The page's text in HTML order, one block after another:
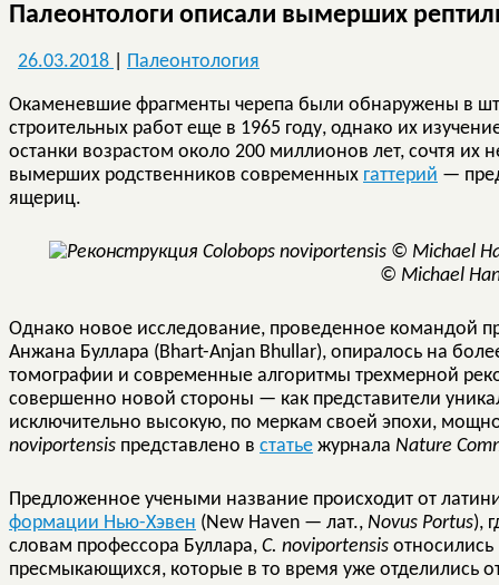
Палеонтологи описали вымерших
26.03.2018 Палеонтология
Окаменевшие фрагменты черепа были обнаружены в
строительных работ еще в 1965 году, однако их
останки возрастом около 200 миллионов лет, сочтя
вымерших родственников современных гаттерий —
ящериц.
© Michael
Однако новое исследование, проведенное командой
Анжана Буллара (Bhart-Anjan Bhullar), опиралось на
томографии и современные алгоритмы трехмерной
совершенно новой стороны — как представители
исключительно высокую, по меркам своей эпохи,
noviportensis представлено в статье журнала Nature
Предложенное учеными название происходит от
формации Нью-Хэвен (New Haven — лат., Novus Portus),
словам профессора Буллара, C. noviportensis
пресмыкающихся, которые в то время уже отделились